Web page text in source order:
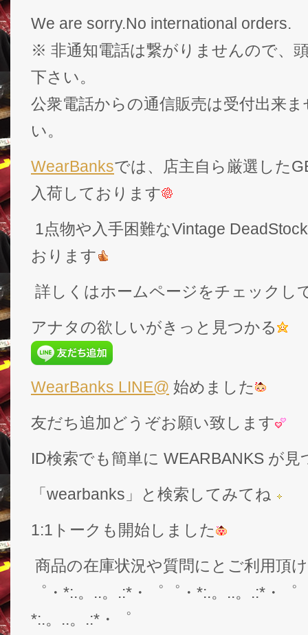
We are sorry.No international orders.
※ 非通知電話は繋がりませんので、
下さい。
公衆電話からの通信販売は受付出来
い。
WearBanksでは、店主自ら厳選した
入荷しております
1点物や入手困難なVintage
おります
詳しくはホームページをチェックし
アナタの欲しいがきっと見つかる
WearBanks LINE@ 始めました
友だち追加どうぞお願い致します
ID検索でも簡単に WEARBANKS が
「wearbanks」と検索してみてね
1:1トークも開始しました
商品の在庫状況や質問にとご利用頂
゜・*:.。..。.:*・゜゜・*:.。..。.:*・
*:.。..。.:*・゜